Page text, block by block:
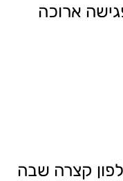
ארוכה
קצרה שבה